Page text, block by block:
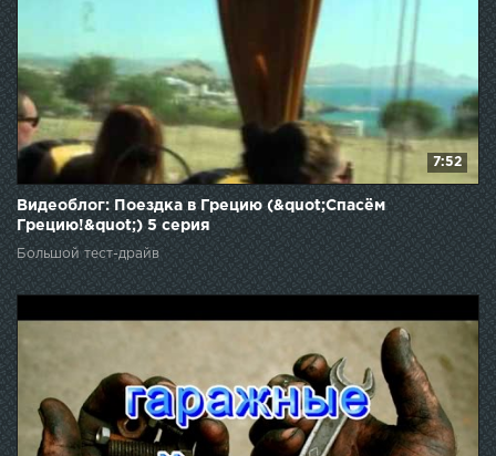
7:52
Видеоблог: Поездка в Грецию (&quot;Спасём
Грецию!&quot;) 5 серия
Большой тест-драйв